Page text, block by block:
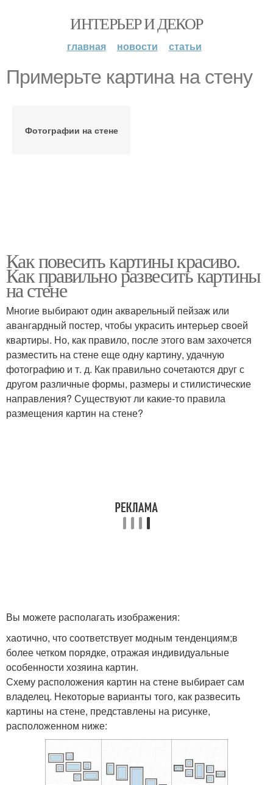
ИНТЕРЬЕР И ДЕКОР
главная новости статьи
Примерьте картина на стену
Фотографии на стене
Как повесить картины красиво.
Как правильно развесить картины
на стене
Многие выбирают один акварельный пейзаж или
авангардный постер, чтобы украсить интерьер своей
квартиры. Но, как правило, после этого вам захочется
разместить на стене еще одну картину, удачную
фотографию и т. д. Как правильно сочетаются друг с
другом различные формы, размеры и стилистические
направления? Существуют ли какие-то правила
размещения картин на стене?
Вы можете располагать изображения:
хаотично, что соответствует модным тенденциям;в
более четком порядке, отражая индивидуальные
особенности хозяина картин.
Схему расположения картин на стене выбирает сам
владелец. Некоторые варианты того, как развесить
картины на стене, представлены на рисунке,
расположенном ниже: